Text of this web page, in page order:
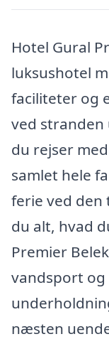
Hotel Gural
luksushotel
faciliteter og
ved stranden
du rejser
samlet hele
ferie ved den
du alt, hvad
Premier
vandsport
næsten